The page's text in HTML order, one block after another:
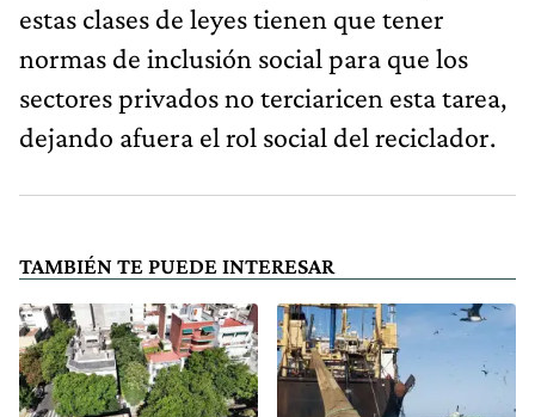
estas clases de leyes tienen que tener
normas de inclusión social para que los
sectores privados no terciaricen esta tarea,
dejando afuera el rol social del reciclador.
TAMBIÉN TE PUEDE INTERESAR